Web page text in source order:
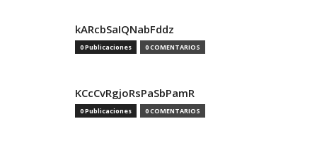
kARcbSaIQNabFddz
0 Publicaciones 0 COMENTARIOS
KCcCvRgjoRsPaSbPamR
0 Publicaciones 0 COMENTARIOS